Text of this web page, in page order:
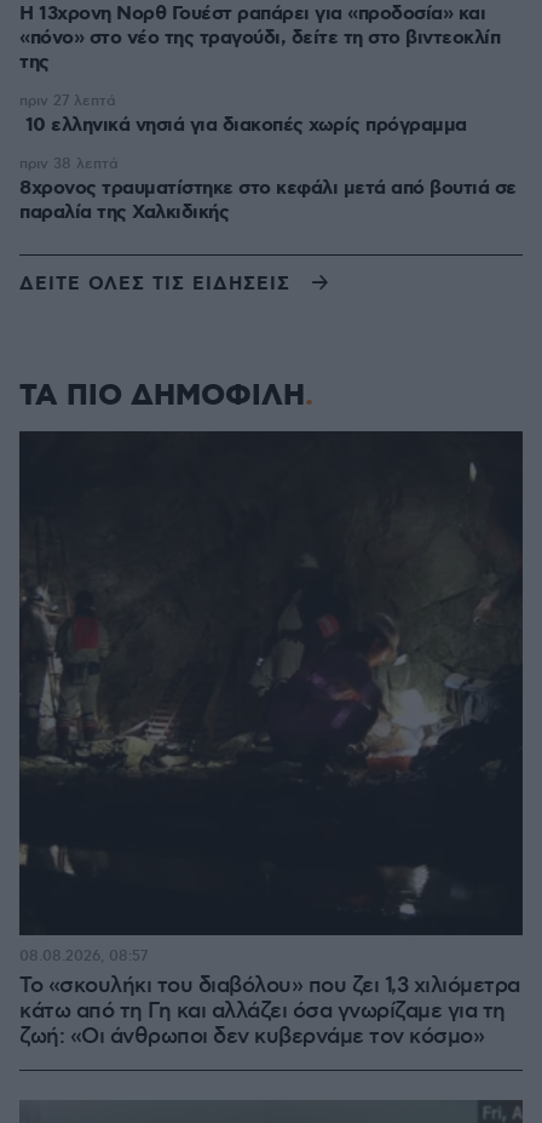
Η 13χρονη Νορθ Γουέστ ραπάρει για «προδοσία» και
«πόνο» στο νέο της τραγούδι, δείτε τη στο βιντεοκλίπ
της
10 ελληνικά νησιά για διακοπές χωρίς πρόγραμμα
πριν 27 λεπτά
8χρονος τραυματίστηκε στο κεφάλι μετά από βουτιά σε
παραλία της Χαλκιδικής
πριν 38 λεπτά
ΔΕΙΤΕ ΟΛΕΣ ΤΙΣ ΕΙΔΗΣΕΙΣ
ΤΑ ΠΙΟ ΔΗΜΟΦΙΛΗ
Το «σκουλήκι του διαβόλου» που ζει 1,3 χιλιόμετρα
κάτω από τη Γη και αλλάζει όσα γνωρίζαμε για τη
ζωή: «Οι άνθρωποι δεν κυβερνάμε τον κόσμο»
08.08.2026, 08:57